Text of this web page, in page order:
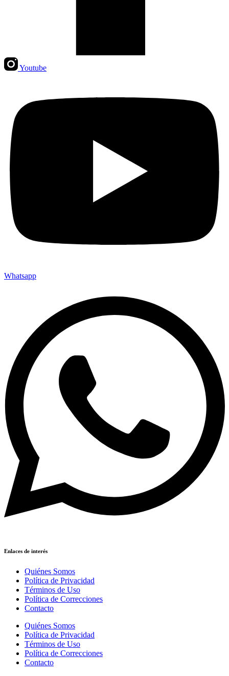
Youtube
Whatsapp
Enlaces de interés
Quiénes Somos
Política de Privacidad
Términos de Uso
Política de Correcciones
Contacto
Quiénes Somos
Política de Privacidad
Términos de Uso
Política de Correcciones
Contacto